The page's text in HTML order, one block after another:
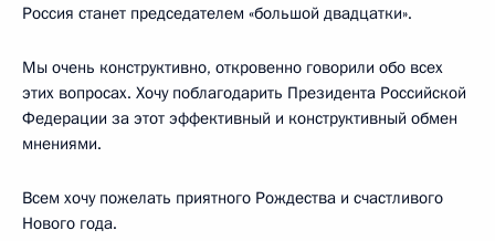
Россия станет председателем «большой двадцатки».
Мы очень конструктивно, откровенно говорили обо всех
этих вопросах. Хочу поблагодарить Президента Российской
Федерации за этот эффективный и конструктивный обмен
мнениями.
Всем хочу пожелать приятного Рождества и счастливого
Нового года.